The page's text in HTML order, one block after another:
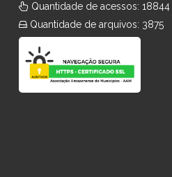
Quantidade de acessos: 18844
Quantidade de arquivos: 3875